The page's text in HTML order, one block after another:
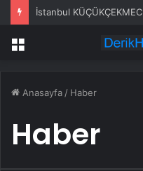
Menü
Anasayfa / Haber
Haber